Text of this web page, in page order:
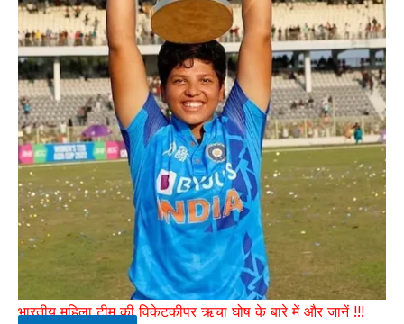
भारतीय महिला टीम की विकेटकीपर ऋचा घोष के बारे में और जानें !!!